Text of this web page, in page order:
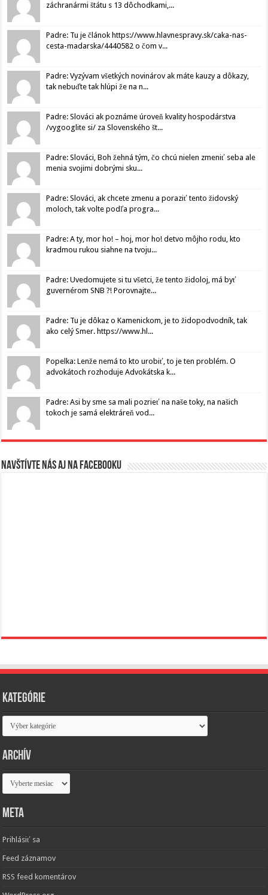
záchranármi štátu s 13 dôchodkami,...
Padre: Tu je článok https://www.hlavnespravy.sk/caka-nas-
cesta-madarska/4440582 o čom v...
Padre: Vyzývam všetkých novinárov ak máte kauzy a dôkazy,
tak nebuďte tak hlúpi že na n...
Padre: Slováci ak poznáme úroveň kvality hospodárstva
/vygooglite si/ za Slovenského št...
Padre: Slováci, Boh žehná tým, čo chcú nielen zmeniť seba ale
menia svojimi dobrými sku...
Padre: Slováci, ak chcete zmenu a poraziť tento židovský
moloch, tak volte podľa progra...
Padre: A ty, mor ho! – hoj, mor ho! detvo môjho rodu, kto
kradmou rukou siahne na tvoju...
Padre: Uvedomujete si tu všetci, že tento židoloj, má byť
guvernérom SNB ?! Porovnajte...
Padre: Tu je dôkaz o Kamenickom, je to židopodvodník, tak
ako celý Smer. https://www.hl...
Popelka: Lenže nemá to kto urobiť, to je ten problém. O
advokátoch rozhoduje Advokátska k...
Padre: Asi by sme sa mali pozrieť na naše toky, na našich
tokoch je samá elektráreň vod...
Navštívte nás aj na Facebooku
Kategórie
Kategórie
Archív
Archív
Meta
Prihlásiť sa
Feed záznamov
RSS feed komentárov